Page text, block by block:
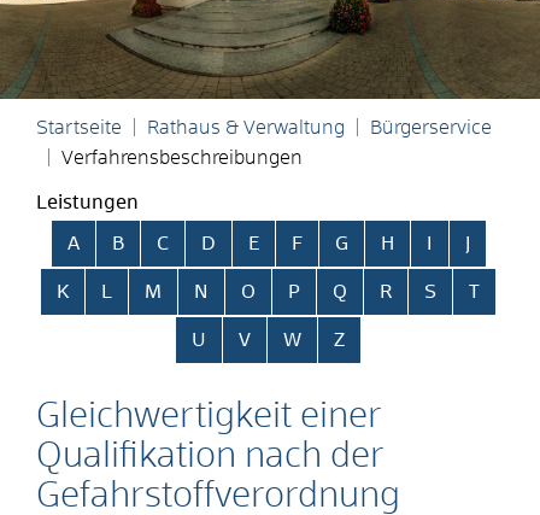
Startseite Rathaus & Verwaltung
Bürgerservice
Verfahrensbeschreibungen
Leistungen
Alphabetisches Register überspringen
A B C D E F G H
K L M N O P Q R S T
U V W Z
Gleichwertigkeit einer
Qualifikation nach der
Gefahrstoffverordnung